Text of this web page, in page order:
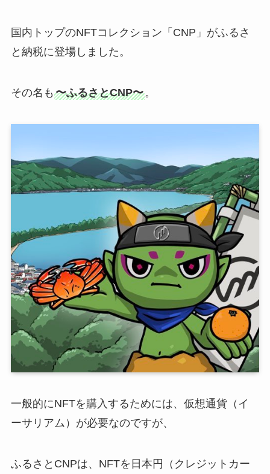
国内トップのNFTコレクション「CNP」がふるさ
と納税に登場しました。
その名も 〜ふるさとCNP〜。
一般的にNFTを購入するためには、仮想通貨（イ
ーサリアム）が必要なのですが、
ふるさとCNPは、NFTを日本円（クレジットカー